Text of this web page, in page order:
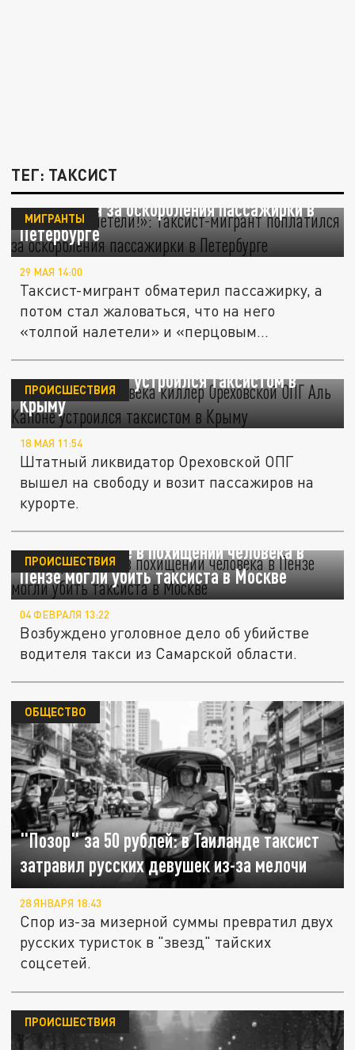
ТЕГ: ТАКСИСТ
«Толпой налетели!»: таксист-мигрант
поплатился за оскорбления пассажирки в
Петербурге
МИГРАНТЫ
29 МАЯ 14:00
Таксист-мигрант обматерил пассажирку, а
потом стал жаловаться, что на него
«толпой налетели» и «перцовым...
Убивший 22 человека киллер Ореховской
ОПГ Аль Капоне устроился таксистом в
Крыму
ПРОИСШЕСТВИЯ
18 МАЯ 11:54
Штатный ликвидатор Ореховской ОПГ
вышел на свободу и возит пассажиров на
курорте.
Подозреваемые в похищении человека в
Пензе могли убить таксиста в Москве
ПРОИСШЕСТВИЯ
04 ФЕВРАЛЯ 13:22
Возбуждено уголовное дело об убийстве
водителя такси из Самарской области.
"Позор" за 50 рублей: в Таиланде таксист
затравил русских девушек из-за мелочи
ОБЩЕСТВО
28 ЯНВАРЯ 18:43
Спор из-за мизерной суммы превратил двух
русских туристок в "звезд" тайских
соцсетей.
ПРОИСШЕСТВИЯ